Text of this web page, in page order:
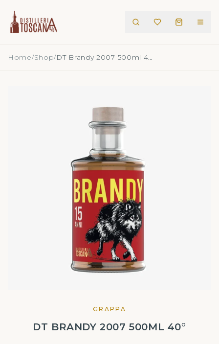
Home/Shop/ DT Brandy 2007 500ml 40°
GRAPPA
DT BRANDY 2007 500ML 40°